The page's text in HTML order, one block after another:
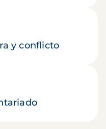
y conflicto